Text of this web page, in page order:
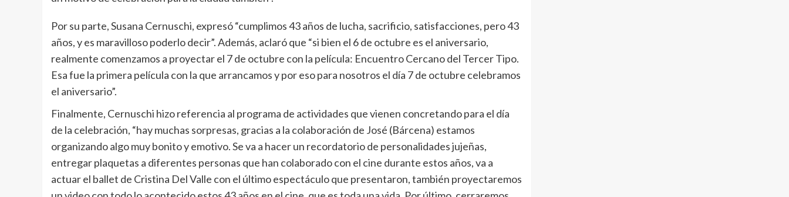
Por su parte, Susana Cernuschi, expresó “cumplimos 43 años de lucha, sacrificio, satisfacciones, pero 43
años, y es maravilloso poderlo decir”. Además, aclaró que “si bien el 6 de octubre es el aniversario,
realmente comenzamos a proyectar el 7 de octubre con la película: Encuentro Cercano del Tercer Tipo.
Esa fue la primera película con la que arrancamos y por eso para nosotros el día 7 de octubre celebramos
el aniversario”.
Finalmente, Cernuschi hizo referencia al programa de actividades que vienen concretando para el día
de la celebración, “hay muchas sorpresas, gracias a la colaboración de José (Bárcena) estamos
organizando algo muy bonito y emotivo. Se va a hacer un recordatorio de personalidades jujeñas,
entregar plaquetas a diferentes personas que han colaborado con el cine durante estos años, va a
actuar el ballet de Cristina Del Valle con el último espectáculo que presentaron, también proyectaremos